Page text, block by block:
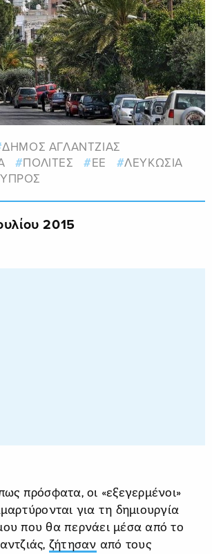
ΔΗΜΟΣ ΑΓΛΑΝΤΖΙΑΣ
ΠΟΛΙΤΕΣ ΕΕ
ΛΕΥΚΩΣΙΑ
2015
πρόσφατα, οι «εξεγερμένοι»
για τη δημιουργία
που θα περνάει μέσα από το
ζήτησαν από τους